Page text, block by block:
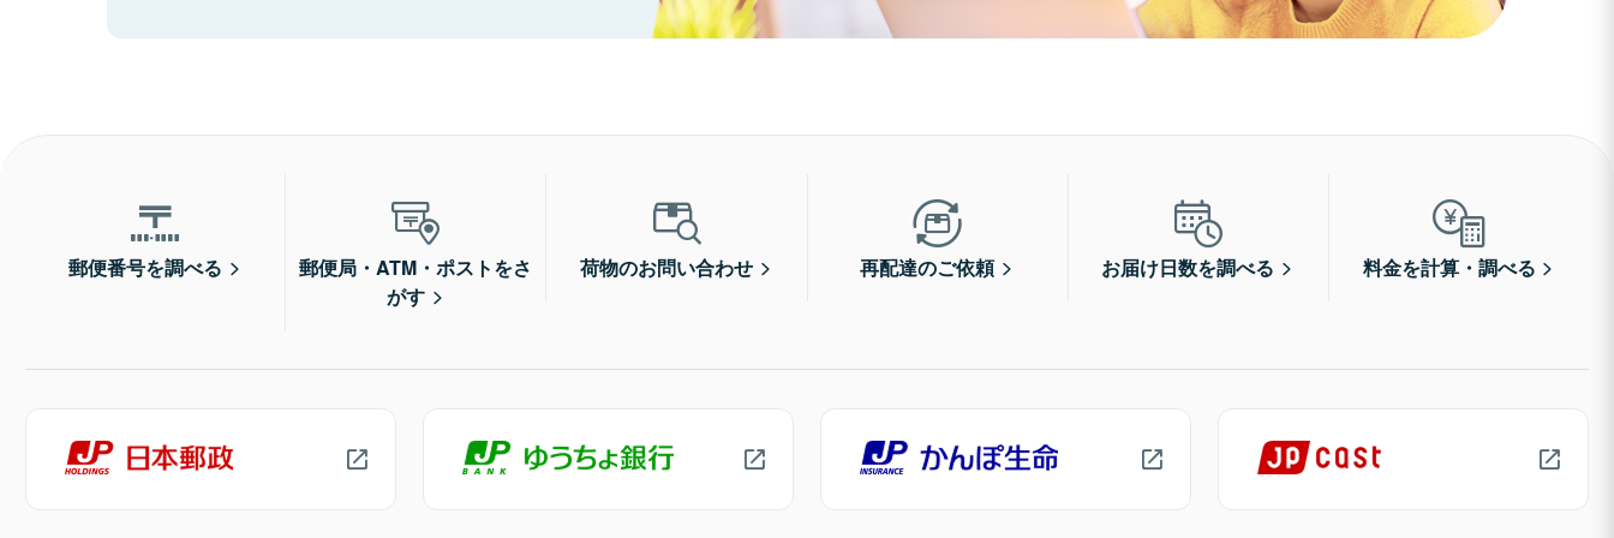
郵便番号を調べる
郵便局・ATM・ポストをさ
がす
荷物のお問い合わせ 再配達のご依頼 お届け日数を調べる 料金を計算・調べる